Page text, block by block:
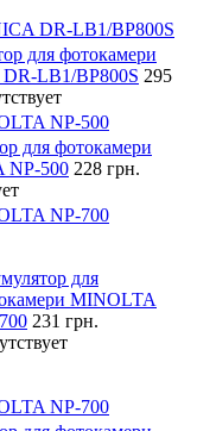
DR-LB1/BP800S
для фотокамери
LB1/BP800S 295
NP-500
для фотокамери
NP-500 228 грн.
NP-700
для
MINOLTA
231 грн.
NP-700